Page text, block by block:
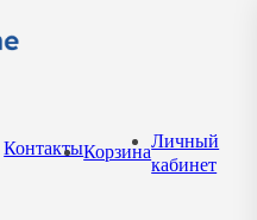
КонтактыКорзина
Личный
кабинет